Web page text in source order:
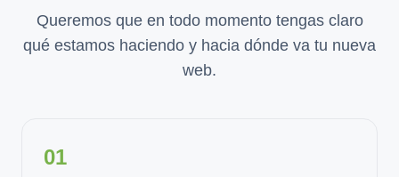
Queremos que en todo momento tengas claro
qué estamos haciendo y hacia dónde va tu nueva
web.
01